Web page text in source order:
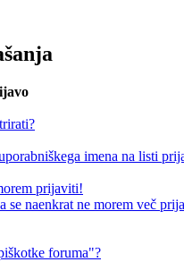
imena na listi
prijaviti!
se naenkrat ne morem več
foruma"?